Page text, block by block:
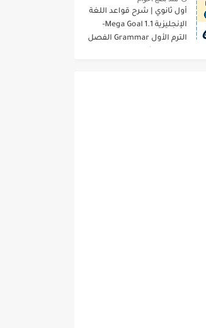
أول ثانوي | شرح قواعد اللغة
الإنجليزية 1.1 Mega Goal-
الترم الأول Grammar الفصل